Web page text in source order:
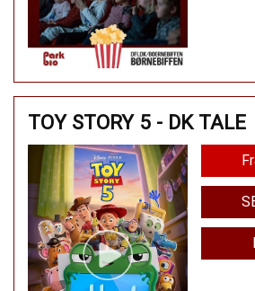
TOY STORY 5 - DK TALE